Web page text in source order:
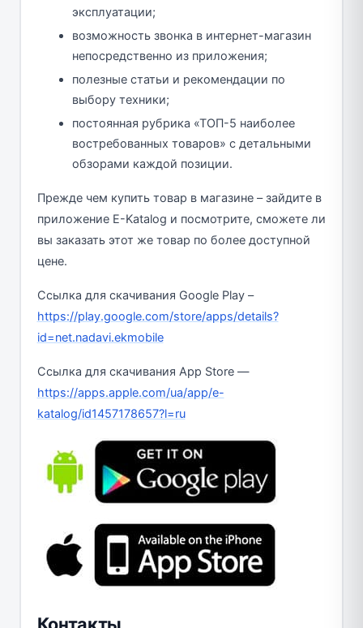
эксплуатации;
возможность звонка в интернет-магазин
непосредственно из приложения;
полезные статьи и рекомендации по
выбору техники;
постоянная рубрика «ТОП-5 наиболее
востребованных товаров» с детальными
обзорами каждой позиции.
Прежде чем купить товар в магазине – зайдите в
приложение E-Katalog и посмотрите, сможете ли
вы заказать этот же товар по более доступной
цене.
Ссылка для скачивания Google Play –
https://play.google.com/store/apps/details?
id=net.nadavi.ekmobile
Ссылка для скачивания App Store —
https://apps.apple.com/ua/app/e-
katalog/id1457178657?l=ru